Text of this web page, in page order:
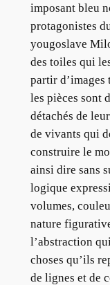
imposant bleu
protagonistes
yougoslave
des toiles qui
partir
les pièces sont
détachés de
de vivants qui
construire le
ainsi dire sans
logique
volumes,
nature
l’abstraction
choses qu’ils
de lignes et de